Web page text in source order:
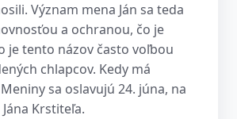
Význam mena Ján sa teda
a ochranou, čo je
je tento názov často voľbou
chlapcov. Kedy má
sa oslavujú 24. júna, na
Krstiteľa.